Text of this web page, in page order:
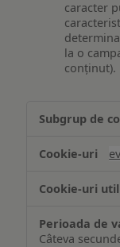
caracter
la o
conținut).
Câteva